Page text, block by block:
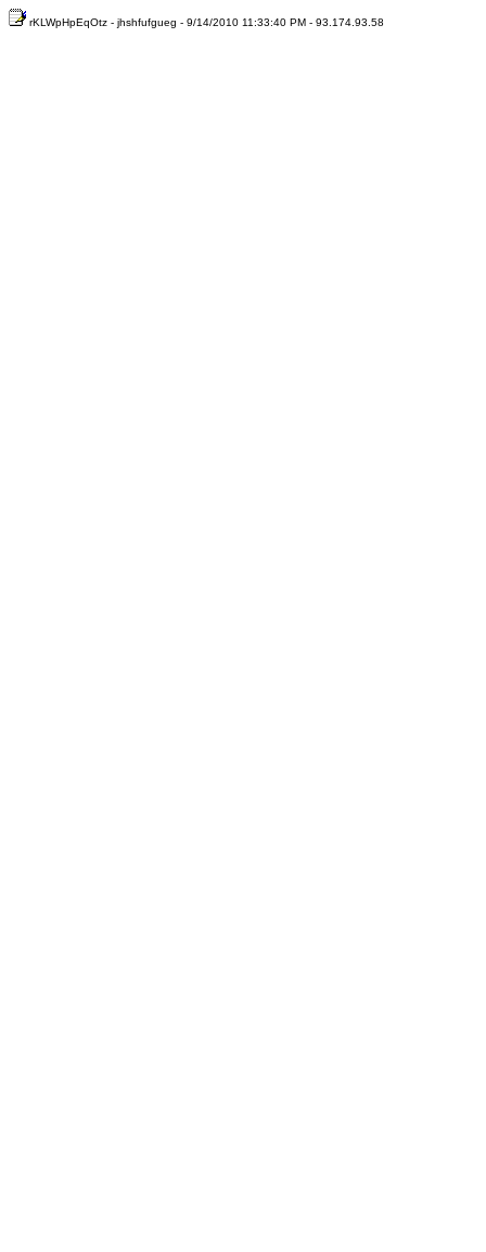
rKLWpHpEqOtz - jhshfufgueg - 9/14/2010 11:33:40 PM - 93.174.93.58